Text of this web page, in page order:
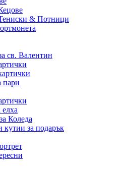
& Потници
св. Валентин
пари
Коледа
кутии за подарък